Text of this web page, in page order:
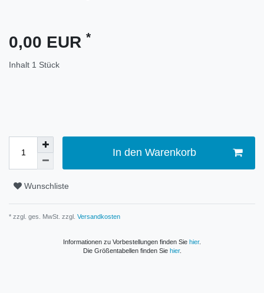
0,00 EUR *
Inhalt 1 Stück
In den Warenkorb
Wunschliste
* zzgl. ges. MwSt. zzgl. Versandkosten
Informationen zu Vorbestellungen finden Sie hier.
Die Größentabellen finden Sie hier.